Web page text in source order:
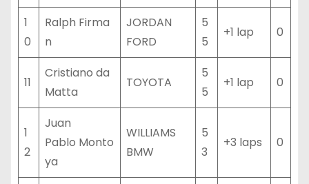
1
0
Ralph Firma
n
JORDAN
FORD
5
5
+1 lap 0
11
Cristiano da
Matta
TOYOTA
5
5
+1 lap 0
1
2
Juan
Pablo Monto
ya
WILLIAMS
BMW
5
3
+3 laps 0